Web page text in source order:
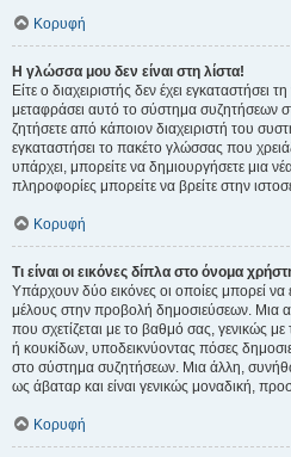
Κορυφή
Η γλώσσα μου δεν είναι στη λίστα!
Είτε ο διαχειριστής δεν έχει εγκαταστήσει
μεταφράσει αυτό το σύστημα
ζητήσετε από κάποιον διαχειριστή του
εγκαταστήσει το πακέτο γλώσσας που
υπάρχει, μπορείτε να δημιουργήσετε μια
πληροφορίες μπορείτε να βρείτε στην
Κορυφή
Τι είναι οι εικόνες δίπλα στο όνομα
Υπάρχουν δύο εικόνες οι οποίες μπορεί
μέλους στην προβολή δημοσιεύσεων. Μια
που σχετίζεται με το βαθμό σας, γενικώς
ή κουκίδων, υποδεικνύοντας πόσες
στο σύστημα συζητήσεων. Μια άλλη,
ως άβαταρ και είναι γενικώς μοναδική,
Κορυφή